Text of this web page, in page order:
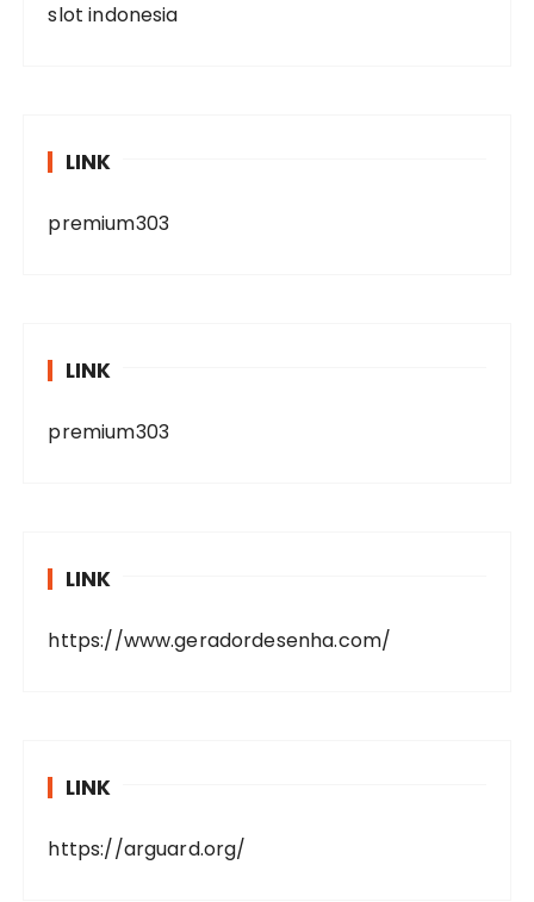
slot indonesia
LINK
premium303
LINK
premium303
LINK
https://www.geradordesenha.com/
LINK
https://arguard.org/